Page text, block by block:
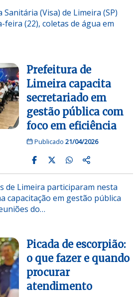
Sanitária (Visa) de Limeira (SP)
(22), coletas de água em
Prefeitura de
Limeira capacita
secretariado em
gestão pública com
foco em eficiência
Publicado 21/04/2026
de Limeira participaram nesta
capacitação em gestão pública
do…
Picada de escorpião:
o que fazer e quando
procurar
atendimento